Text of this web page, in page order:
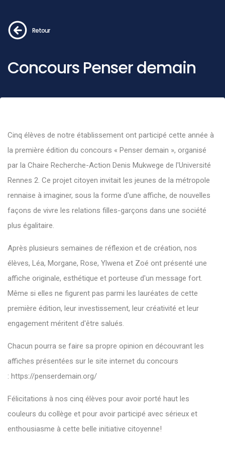
Retour
Concours Penser demain
Cinq élèves de notre établissement ont participé cette année à
la première édition du concours « Penser demain », organisé
par la Chaire Recherche-Action Denis Mukwege de l'Université
Rennes 2. Ce projet citoyen invitait les jeunes de la métropole
rennaise à imaginer, sous la forme d'une affiche, de nouvelles
façons de vivre les relations filles-garçons dans une société
plus égalitaire.
Après plusieurs semaines de réflexion et de création, nos
élèves, Léa, Morgane, Rose, Ylwena et Zoé ont présenté une
affiche originale, esthétique et porteuse d'un message fort.
Même si elles ne figurent pas parmi les lauréates de cette
première édition, leur investissement, leur créativité et leur
engagement méritent d'être salués.
Chacun pourra se faire sa propre opinion en découvrant les
affiches présentées sur le site internet du concours
: https://penserdemain.org/
Félicitations à nos cinq élèves pour avoir porté haut les
couleurs du collège et pour avoir participé avec sérieux et
enthousiasme à cette belle initiative citoyenne!